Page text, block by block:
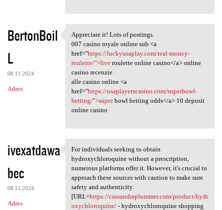
BertonBoil
L
08.11.2024
Adres
Appreciate it! Lots of
Appreciate it! Lots of postings.
007 casino royale online sub <a
href="https://luckyusaplay.com/real-money-
roulette/">liveroulette online casino</a> online
casino recenzie
alle casino online <a
href="https://usaplayerscasino.com/superbowl-
betting/">superbowl betting odds</a> 10 deposit
online casino
ivexatdawa
bec
08.11.2024
Adres
For individuals seeking to
For individuals seeking to obtain
hydroxychloroquine without a prescription,
numerous platforms offer it. However, it's crucial to
approach these sources with caution to make sure
safety and authenticity.
[URL=https://cassandraplummer.com/product/hydr
oxychloroquine/- hydroxychloroquine shopping